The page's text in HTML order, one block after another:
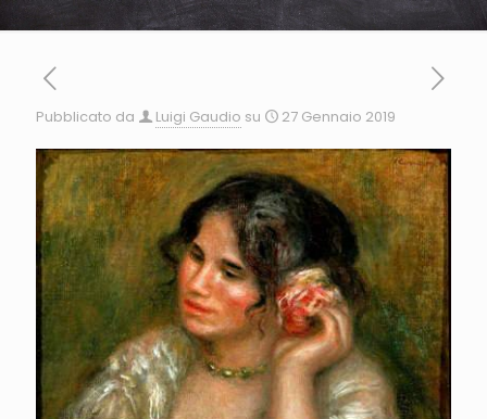
Pubblicato da Luigi Gaudio su 27 Gennaio 2019